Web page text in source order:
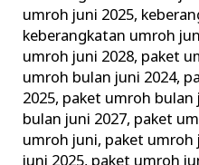
umroh juni 2025,
keberangkatan umroh
umroh juni 2028, paket
umroh bulan juni 2024,
2025, paket umroh bulan
bulan juni 2027, paket
umroh juni, paket umroh